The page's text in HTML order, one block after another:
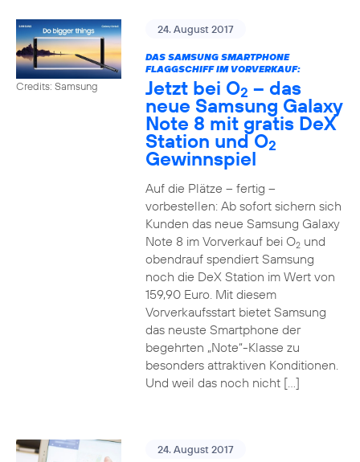
Credits: Samsung
24. August 2017
DAS SAMSUNG SMARTPHONE
FLAGGSCHIFF IM VORVERKAUF:
Jetzt bei O2 – das
neue Samsung Galaxy
Note 8 mit gratis DeX
Station und O2
Gewinnspiel
Auf die Plätze – fertig –
vorbestellen: Ab sofort sichern sich
Kunden das neue Samsung Galaxy
Note 8 im Vorverkauf bei O2und
obendrauf spendiert Samsung
noch die DeX Station im Wert von
159,90 Euro. Mit diesem
Vorverkaufsstart bietet Samsung
das neuste Smartphone der
begehrten „Note“-Klasse zu
besonders attraktiven Konditionen.
Und weil das noch nicht […]
24. August 2017